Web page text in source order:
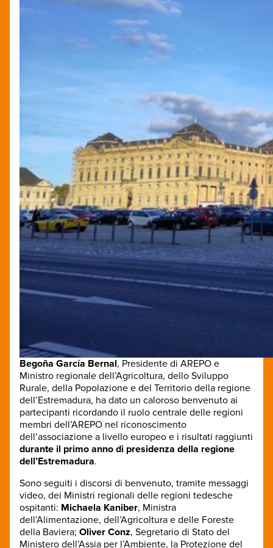
Begoña García Bernal, Presidente di AREPO e
Ministro regionale dell’Agricoltura, dello Sviluppo
Rurale, della Popolazione e del Territorio della regione
dell’Estremadura, ha dato un caloroso benvenuto ai
partecipanti ricordando il ruolo centrale delle regioni
membri dell’AREPO nel riconoscimento
dell’associazione a livello europeo e i risultati raggiunti
durante il primo anno di presidenza della regione
dell’Estremadura.
Sono seguiti i discorsi di benvenuto, tramite messaggi
video, dei Ministri regionali delle regioni tedesche
ospitanti: Michaela Kaniber, Ministra
dell’Alimentazione, dell’Agricoltura e delle Foreste
della Baviera; Oliver Conz, Segretario di Stato del
Ministero dell’Assia per l’Ambiente, la Protezione del